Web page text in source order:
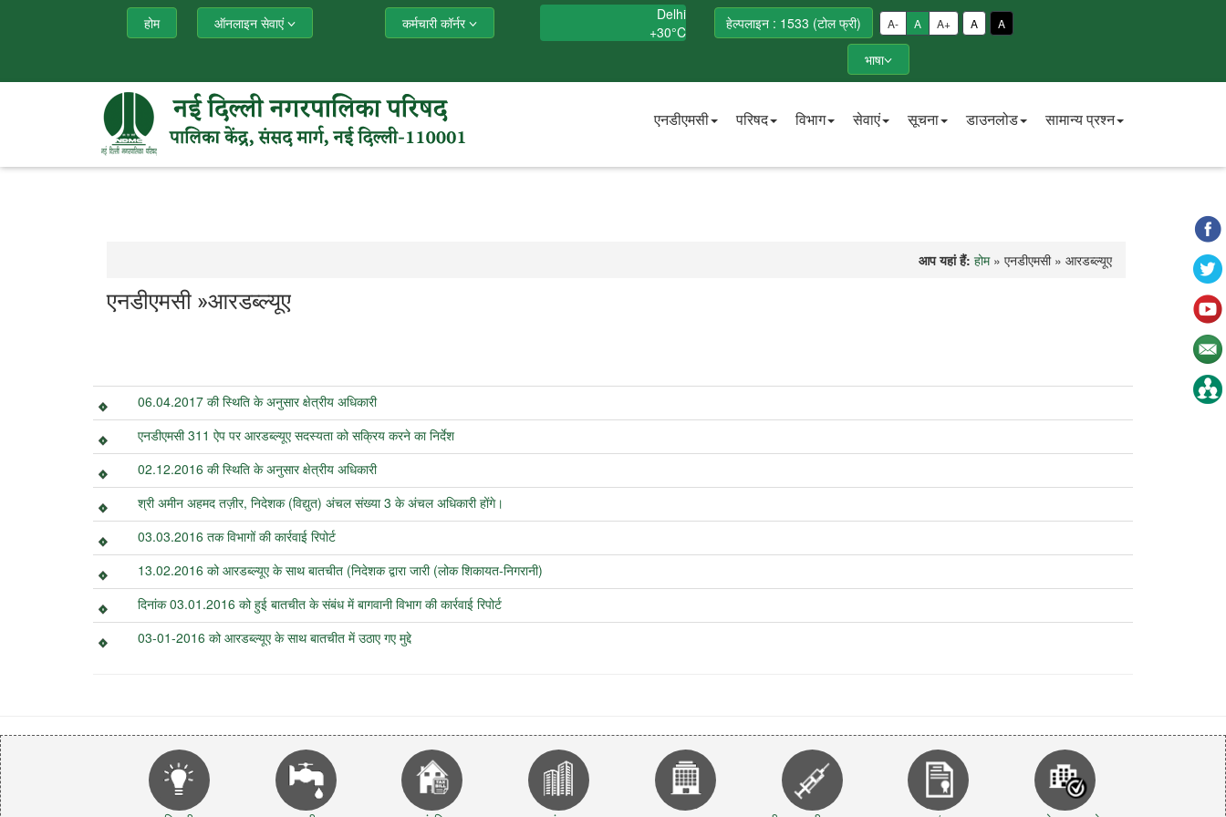
होम ऑनलाइन सेवाएं कर्मचारी कॉर्नर
Delhi
+30°C हेल्पलाइन : 1533 (टोल फ्री) A- A A+ A A
भाषा
एनडीएमसी परिषद विभाग सेवाएं सूचना डाउनलोड सामान्य प्रश्न
आप यहां हैं:होम» एनडीएमसी » आरडब्ल्यूए
एनडीएमसी »आरडब्ल्यूए
06.04.2017 की स्थिति के अनुसार क्षेत्रीय अधिकारी
एनडीएमसी 311 ऐप पर आरडब्ल्यूए सदस्यता को सक्रिय करने का निर्देश
02.12.2016 की स्थिति के अनुसार क्षेत्रीय अधिकारी
श्री अमीन अहमद तज़ीर, निदेशक (विद्युत) अंचल संख्या 3 के अंचल अधिकारी होंगे।
03.03.2016 तक विभागों की कार्रवाई रिपोर्ट
13.02.2016 को आरडब्ल्यूए के साथ बातचीत (निदेशक द्वारा जारी (लोक शिकायत-निगरानी)
दिनांक 03.01.2016 को हुई बातचीत के संबंध में बागवानी विभाग की कार्रवाई रिपोर्ट
03-01-2016 को आरडब्ल्यूए के साथ बातचीत में उठाए गए मुद्दे